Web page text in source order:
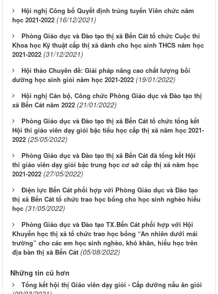
Hội nghị Công bố Quyết định trúng tuyển Viên chức năm
học 2021-2022 (16/12/2021)
Phòng Giáo dục và Đào tạo thị xã Bến Cát tổ chức Cuộc thi
Khoa học Kỹ thuật cấp thị xã dành cho học sinh THCS năm học
2021-2022 (31/12/2021)
Hội thảo Chuyên đề: Giải pháp nâng cao chất lượng bồi
dưỡng học sinh giỏi năm học 2021-2022 (19/01/2022)
Hội nghị Cán bộ, Công chức Phòng Giáo dục và Đào tạo thị
xã Bến Cát năm 2022 (21/01/2022)
Phòng Giáo dục và Đào tạo thị xã Bến Cát tổ chức tổng kết
Hội thi giáo viên dạy giỏi bậc tiểu học cấp thị xã năm học 2021-
2022 (25/05/2022)
Phòng Giáo dục và Đào tạo thị xã Bến Cát đã tổng kết Hội
thi giáo viên dạy giỏi bậc trung học cơ sở cấp thị xã năm học
2021-2022 (27/05/2022)
Điện lực Bến Cát phối hợp với Phòng Giáo dục và Đào tạo
thị xã Bến Cát tổ chức trao học bổng cho học sinh nghèo hiếu
học (31/05/2022)
Phòng Giáo dục và Đào tạo TX.Bến Cát phối hợp với Hội
Khuyến học thị xã tổ chức trao học bổng “An nhiên dưới mái
trường” cho các em học sinh nghèo, khó khăn, hiếu học trên
địa bàn thị xã Bến Cát (05/08/2022)
Những tin cũ hơn
Tổng kết hội thị Giáo viên dạy giỏi - Cấp dưỡng nấu ăn giỏi